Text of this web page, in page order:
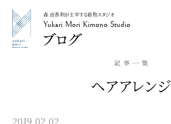
Yukari Mori Kimono Studio
森 由香利が主宰する着物スタジオ
Yukari Mori Kimono Studio
ヘアアレンジ
2019.02.02